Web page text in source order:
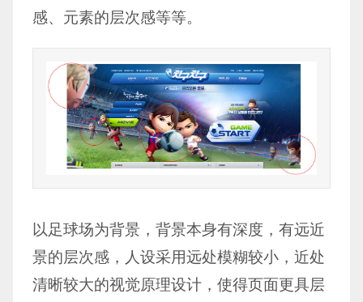
感、元素的层次感等等。
以足球场为背景，背景本身有深度，有远近
景的层次感，人设采用远处模糊较小，近处
清晰较大的视觉原理设计，使得页面更具层